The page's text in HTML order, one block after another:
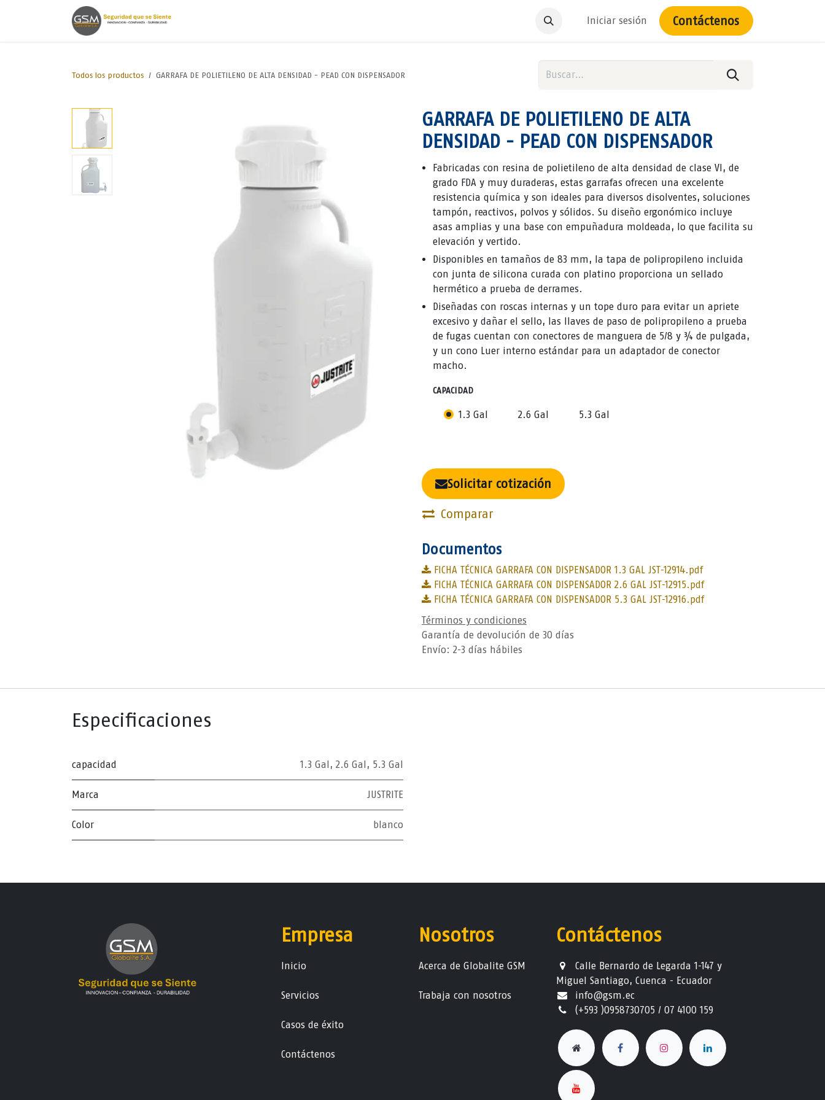
Ir al contenido
Iniciar sesión Contáctenos
Todos los productos GARRAFA DE POLIETILENO DE ALTA DENSIDAD - PEAD CON DISPENSADOR
GARRAFA DE POLIETILENO DE ALTA
DENSIDAD - PEAD CON DISPENSADOR
Fabricadas con resina de polietileno de alta densidad de clase VI, de
grado FDA y muy duraderas, estas garrafas ofrecen una excelente
resistencia química y son ideales para diversos disolventes, soluciones
tampón, reactivos, polvos y sólidos. Su diseño ergonómico incluye
asas amplias y una base con empuñadura moldeada, lo que facilita su
elevación y vertido.
Disponibles en tamaños de 83 mm, la tapa de polipropileno incluida
con junta de silicona curada con platino proporciona un sellado
hermético a prueba de derrames.
Diseñadas con roscas internas y un tope duro para evitar un apriete
excesivo y dañar el sello, las llaves de paso de polipropileno a prueba
de fugas cuentan con conectores de manguera de 5/8 y ¾ de pulgada,
y un cono Luer interno estándar para un adaptador de conector
macho.
CAPACIDAD
1.3 Gal 2.6 Gal 5.3 Gal
Solicitar cotización
Comparar
Documentos
FICHA TÉCNICA GARRAFA CON DISPENSADOR 1.3 GAL JST-12914.pdf
FICHA TÉCNICA GARRAFA CON DISPENSADOR 2.6 GAL JST-12915.pdf
FICHA TÉCNICA GARRAFA CON DISPENSADOR 5.3 GAL JST-12916.pdf
Términos y condiciones
Garantía de devolución de 30 días
Envío: 2-3 días hábiles
Especificaciones
capacidad 1.3 Gal , 2.6 Gal , 5.3 Gal
Marca JUSTRITE
Color blanco
Contáctenos
Calle Bernardo de Legarda 1-147 y
Miguel Santiago, Cuenca - Ecuador
info@gsm.ec​
(+593 )0958730705 / 07 4100 159
Empresa
Ini​ci​o
Servicios
Casos de éxito
Contáctenos
Nosotros
Acerca de Globalite GSM
Trabaja con nosotros